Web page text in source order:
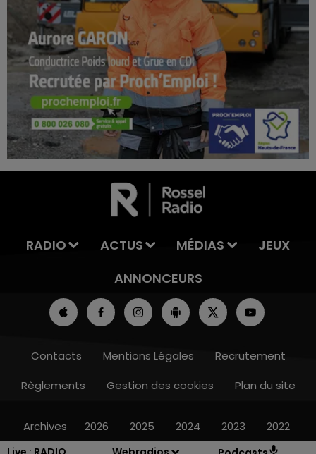
RADIO ACTUS MÉDIAS
JEUX
ANNONCEURS
Contacts Mentions Légales
Recrutement
Règlements
Gestion des cookies Plan du site
Archives 2026 2025 2024 2023 2022